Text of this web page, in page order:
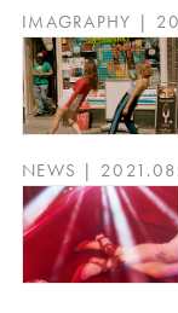
IMAGRAPHY |
NEWS |